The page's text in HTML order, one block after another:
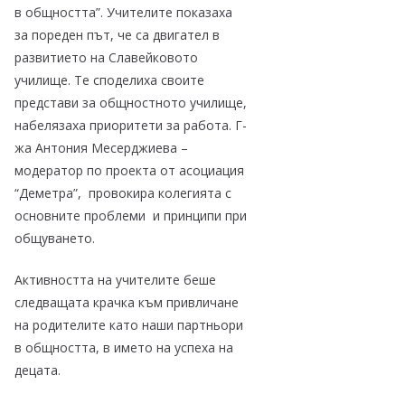
в общността”. Учителите показаха
за пореден път, че са двигател в
развитието на Славейковото
училище. Те споделиха своите
представи за общностното училище,
набелязаха приоритети за работа. Г-
жа Антония Месерджиева –
модератор по проекта от асоциация
“Деметра”, провокира колегията с
основните проблеми и принципи при
общуването.
Активността на учителите беше
следващата крачка към привличане
на родителите като наши партньори
в общността, в името на успеха на
децата.